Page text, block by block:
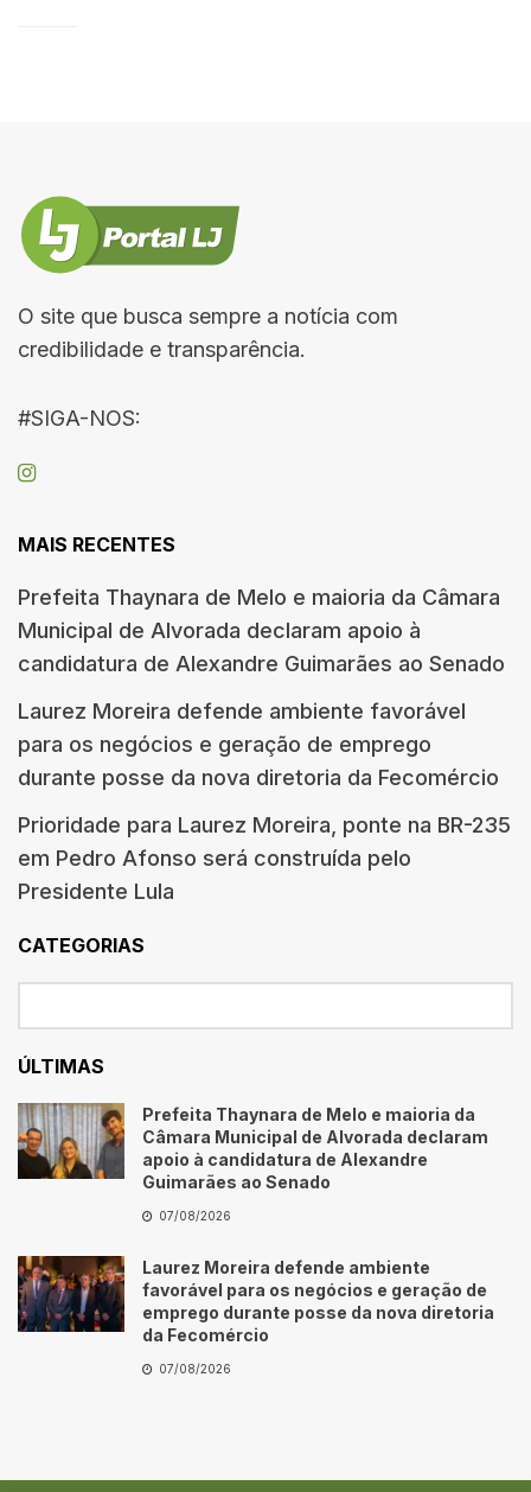
O site que busca sempre a notícia com
credibilidade e transparência.
#SIGA-NOS:
MAIS RECENTES
Prefeita Thaynara de Melo e maioria da Câmara
Municipal de Alvorada declaram apoio à
candidatura de Alexandre Guimarães ao Senado
Laurez Moreira defende ambiente favorável
para os negócios e geração de emprego
durante posse da nova diretoria da Fecomércio
Prioridade para Laurez Moreira, ponte na BR-235
em Pedro Afonso será construída pelo
Presidente Lula
CATEGORIAS
ÚLTIMAS
Prefeita Thaynara de Melo e maioria da
Câmara Municipal de Alvorada declaram
apoio à candidatura de Alexandre
Guimarães ao Senado
07/08/2026
Laurez Moreira defende ambiente
favorável para os negócios e geração de
emprego durante posse da nova diretoria
da Fecomércio
07/08/2026